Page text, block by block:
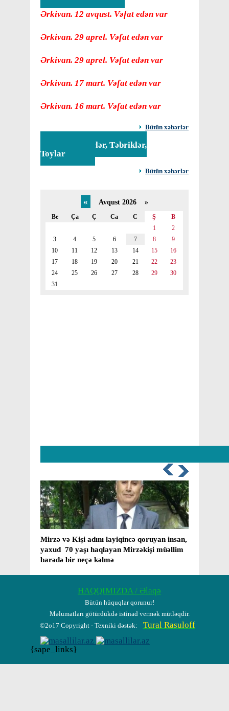
Ərkivan. 12 avqust. Vəfat edən var
Ərkivan. 29 aprel. Vəfat edən var
Ərkivan. 29 aprel. Vəfat edən var
Ərkivan. 17 mart. Vəfat edən var
Ərkivan. 16 mart. Vəfat edən var
Bütün xəbərlər
Tədbirlər, Təbriklər,
Toylar
Bütün xəbərlər
« Avqust 2026 »
Be Ça Ç Ca C Ş
B
1
2
3
4 5 6 7 8
9
10
11 12 13 14 15
16
17
18 19 20 21 22
23
24
25 26 27 28 29
30
31
Mirzə və Kişi adını layiqincə qoruyan insan,
yaxud ​ 70 yaşı haqlayan Mirzəkişi müəllim
barədə bir neçə kəlmə
HAQQIMIZDA / Əlaqə
Bütün hüquqlar qorunur!
Məlumatları götürdükdə istinad vermək mütləqdir.
©2o17 Copyright - Texniki dəstək:
Tural Rasuloff
{sape_links}